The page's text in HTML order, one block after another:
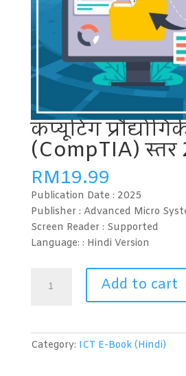
कंप्यूटिंग
(CompTIA) स्तर
RM19.99
Publication Date : 2025
Publisher : Advanced Micro
Screen Reader : Supported
Language: : Hindi Version
प्रौद्योगिकी
2
quantity
Add to cart
Category: ICT E-Book (Hindi)